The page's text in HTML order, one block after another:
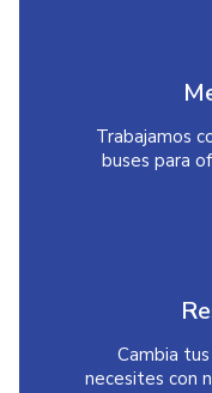
Trabajamos
buses para
Cambia
necesites con